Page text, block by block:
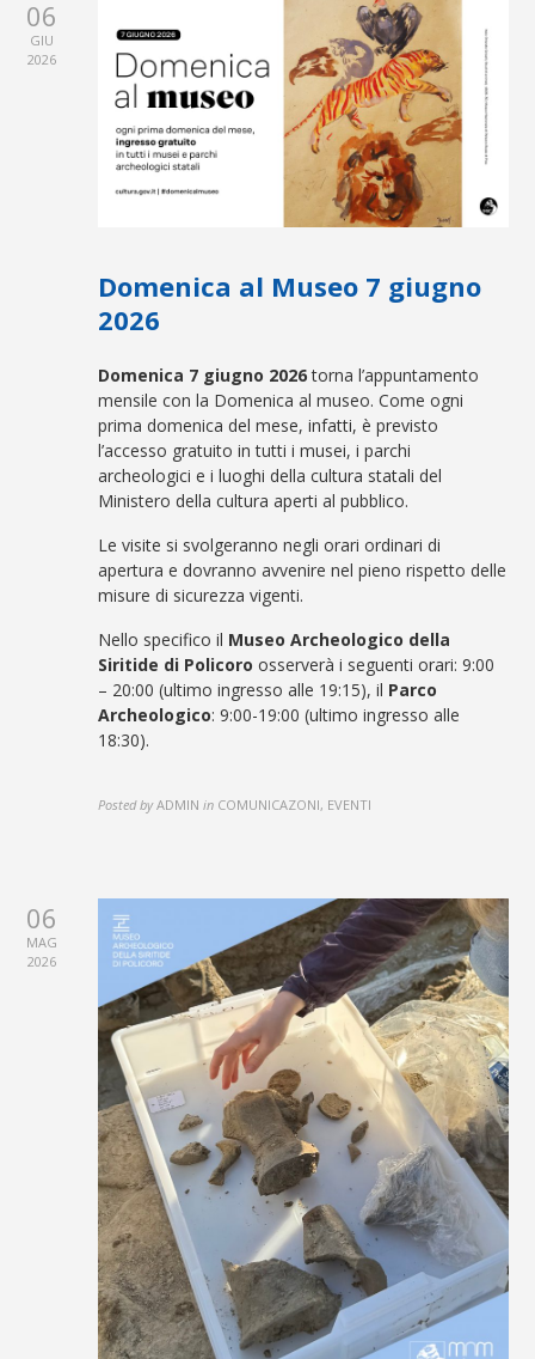
06
GIU
2026
Domenica al Museo 7 giugno
2026
Domenica 7 giugno 2026torna l’appuntamento
mensile con la Domenica al museo. Come ogni
prima domenica del mese, infatti, è previsto
l’accesso gratuito in tutti i musei, i parchi
archeologici e i luoghi della cultura statali del
Ministero della cultura aperti al pubblico.
Le visite si svolgeranno negli orari ordinari di
apertura e dovranno avvenire nel pieno rispetto delle
misure di sicurezza vigenti.
Nello specifico il Museo Archeologico della
Siritide di Policoro osserverà i seguenti orari: 9:00
– 20:00 (ultimo ingresso alle 19:15), il Parco
Archeologico: 9:00-19:00 (ultimo ingresso alle
18:30).
Posted by ADMIN in COMUNICAZONI, EVENTI
06
MAG
2026